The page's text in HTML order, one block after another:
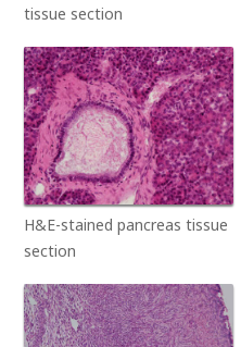
tissue section
H&E-stained pancreas tissue
section